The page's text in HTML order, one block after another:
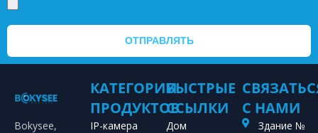
ОТПРАВЛЯТЬ
Bokysee,
КАТЕГОРИИ
ПРОДУКТОВ
IP-камера
БЫСТРЫЕ
ССЫЛКИ
Дом
С НАМИ
Здание №